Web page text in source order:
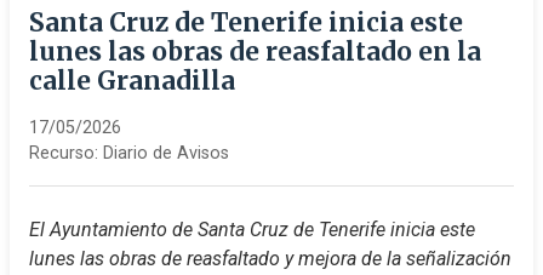
Santa Cruz de Tenerife inicia este
lunes las obras de reasfaltado en la
calle Granadilla
17/05/2026
Recurso: Diario de Avisos
El Ayuntamiento de Santa Cruz de Tenerife inicia este
lunes las obras de reasfaltado y mejora de la señalización